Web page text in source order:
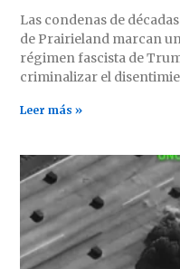
Las condenas de
de Prairieland marcan
régimen fascista de
criminalizar el
Leer más »